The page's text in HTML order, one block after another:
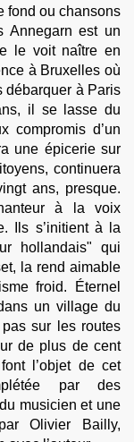
fond ou chansons
Annegarn est un
le voit naître en
à Bruxelles où
débarquer à Paris
il se lasse du
compromis d’un
une épicerie sur
continuera
ans, presque.
à la voix
Ils s’initient à la
hollandais" qui
la rend aimable
froid. Éternel
un village du
sur les routes
de plus de cent
l’objet de cet
par des
musicien et une
Olivier Bailly,